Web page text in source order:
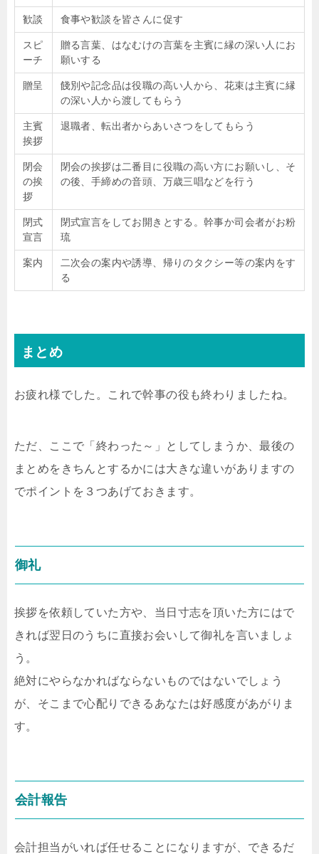
歓談 食事や歓談を皆さんに促す
スピ
ーチ
贈る言葉、はなむけの言葉を主賓に縁の深い人にお
願いする
贈呈
餞別や記念品は役職の高い人から、花束は主賓に縁
の深い人から渡してもらう
主賓
挨拶
退職者、転出者からあいさつをしてもらう
閉会
の挨
拶
閉会の挨拶は二番目に役職の高い方にお願いし、そ
の後、手締めの音頭、万歳三唱などを行う
閉式
宣言
閉式宣言をしてお開きとする。幹事か司会者がお粉
琉
案内
二次会の案内や誘導、帰りのタクシー等の案内をす
る
まとめ
お疲れ様でした。これで幹事の役も終わりましたね。
ただ、ここで「終わった～」としてしまうか、最後の
まとめをきちんとするかには大きな違いがありますの
でポイントを３つあげておきます。
御礼
挨拶を依頼していた方や、当日寸志を頂いた方にはで
きれば翌日のうちに直接お会いして御礼を言いましょ
う。
絶対にやらなかればならないものではないでしょう
が、そこまで心配りできるあなたは好感度があがりま
す。
会計報告
会計担当がいれば任せることになりますが、できるだ